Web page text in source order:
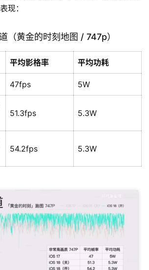
现：
（黄金的时刻地图 / 747p）
平均影格率 平均功耗
47fps 5W
51.3fps 5.3W
54.2fps 5.3W